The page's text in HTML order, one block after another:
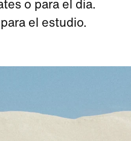
o para el día.
el estudio.